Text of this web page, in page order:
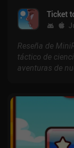
Ticket
Reseña de
táctico de
aventuras de